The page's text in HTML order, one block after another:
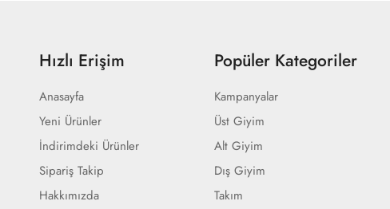
Hızlı Erişim
Anasayfa
Yeni Ürünler
İndirimdeki Ürünler
Sipariş Takip
Hakkımızda
Popüler Kategoriler
Kampanyalar
Üst Giyim
Alt Giyim
Dış Giyim
Takım